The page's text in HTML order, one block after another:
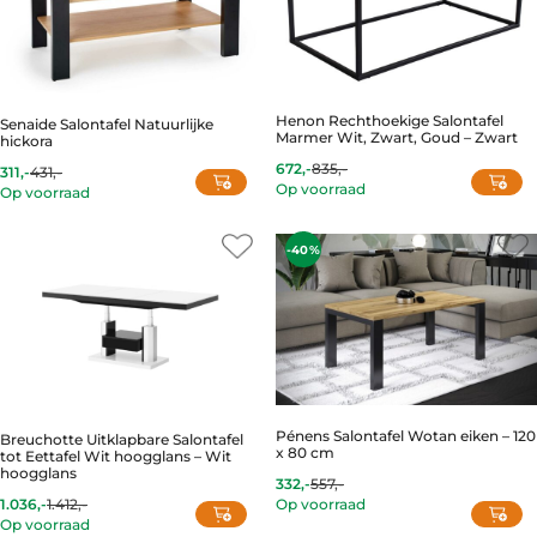
Senaide Salontafel Natuurlijke
hickora
311,-
Current
price
431,-
Original
price
Op voorraad
Henon Rechthoekige Salontafel
Marmer Wit, Zwart, Goud – Zwart
672,-
Current
price
835,-
Original
price
Op voorraad
Breuchotte Uitklapbare Salontafel
tot Eettafel Wit hoogglans – Wit
hoogglans
1.036,-
Current
price
1.412,-
Original
price
Op voorraad
-40%
Pénens Salontafel Wotan eiken – 120
x 80 cm
332,-
Current
price
557,-
Original
price
Op voorraad